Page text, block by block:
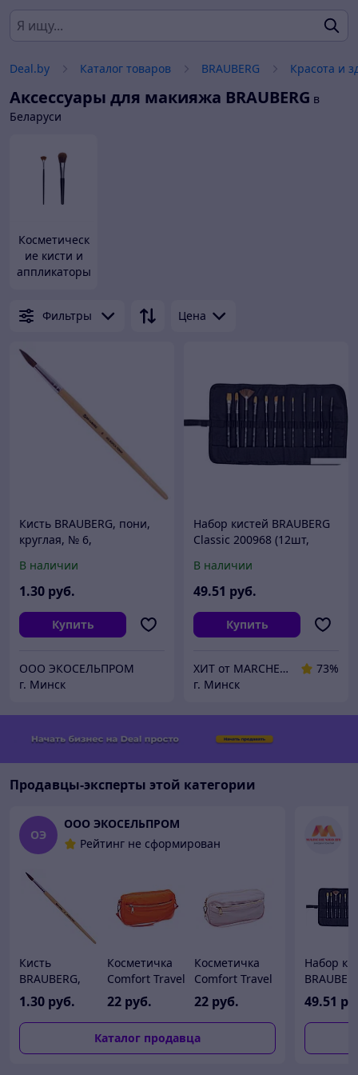
Deal.by Каталог товаров BRAUBERG Красота и
Аксессуары для макияжа BRAUBERG в
Беларуси
Косметическ
ие кисти и
аппликаторы
Фильтры Цена
Кисть BRAUBERG, пони,
круглая, № 6,
В наличии
1.30 руб.
Купить
ООО ЭКОСЕЛЬПРОМ
г. Минск
Набор кистей BRAUBERG
Classic 200968 (12шт,
В наличии
49.51 руб.
Купить
ХИТ от MARCHENKO
73%
г. Минск
Продавцы-эксперты этой категории
ОЭ
ООО ЭКОСЕЛЬПРОМ
Рейтинг не сформирован
Кисть
BRAUBERG,
пони, круглая,
№ 6,
1.30 руб.
Косметичка
Comfort Travel
Etoile
Brillante,
оранжевый
22 руб.
Косметичка
Comfort Travel
Etoile
Brillante,
розовый
22 руб.
Каталог продавца
Набор
Classic
(12шт,
49.51